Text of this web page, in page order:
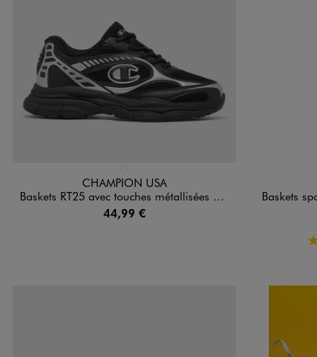
CHAMPION USA
Baskets RT25 avec touches métallisées garçon - Champion
44,99 €
Baskets